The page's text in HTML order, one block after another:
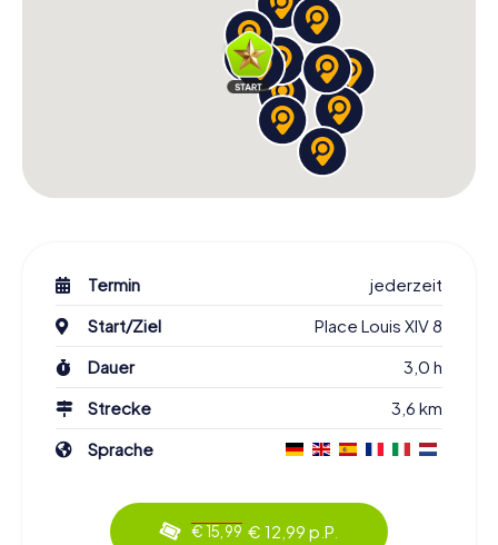
Termin
jederzeit
Start/Ziel
Place Louis XIV 8
Dauer
3,0 h
Strecke
3,6 km
Sprache
€ 15,99 € 12,99 p.P.